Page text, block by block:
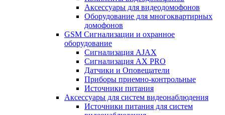
Аксессуары для видеодомофонов
Оборудование для многоквартирных
домофонов
GSM Сигнализации и охранное
оборудование
Сигнализация AJAX
Сигнализация AX PRO
Датчики и Оповещатели
Приборы приемно-контрольные
Источники питания
Аксессуары для систем видеонаблюдения
Источники питания для систем